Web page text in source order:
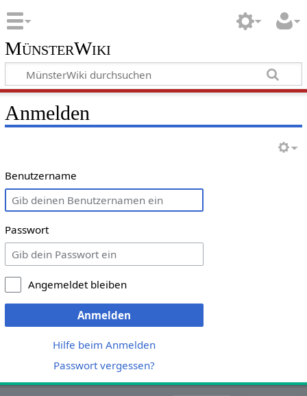
MünsterWiki
Anmelden
Benutzername
Passwort
Angemeldet bleiben
Anmelden
Hilfe beim Anmelden
Passwort vergessen?